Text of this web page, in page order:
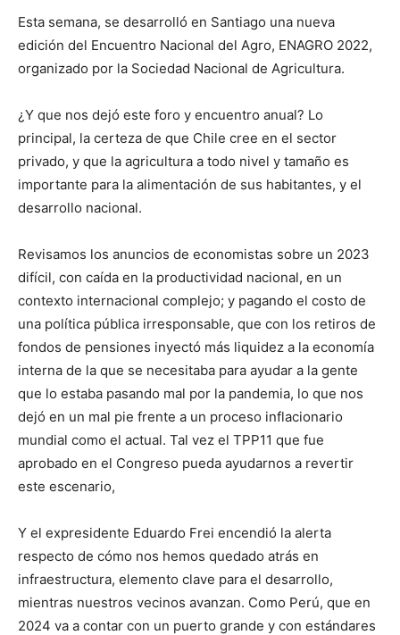
Esta semana, se desarrolló en Santiago una nueva
edición del Encuentro Nacional del Agro, ENAGRO 2022,
organizado por la Sociedad Nacional de Agricultura.
¿Y que nos dejó este foro y encuentro anual? Lo
principal, la certeza de que Chile cree en el sector
privado, y que la agricultura a todo nivel y tamaño es
importante para la alimentación de sus habitantes, y el
desarrollo nacional.
Revisamos los anuncios de economistas sobre un 2023
difícil, con caída en la productividad nacional, en un
contexto internacional complejo; y pagando el costo de
una política pública irresponsable, que con los retiros de
fondos de pensiones inyectó más liquidez a la economía
interna de la que se necesitaba para ayudar a la gente
que lo estaba pasando mal por la pandemia, lo que nos
dejó en un mal pie frente a un proceso inflacionario
mundial como el actual. Tal vez el TPP11 que fue
aprobado en el Congreso pueda ayudarnos a revertir
este escenario,
Y el expresidente Eduardo Frei encendió la alerta
respecto de cómo nos hemos quedado atrás en
infraestructura, elemento clave para el desarrollo,
mientras nuestros vecinos avanzan. Como Perú, que en
2024 va a contar con un puerto grande y con estándares